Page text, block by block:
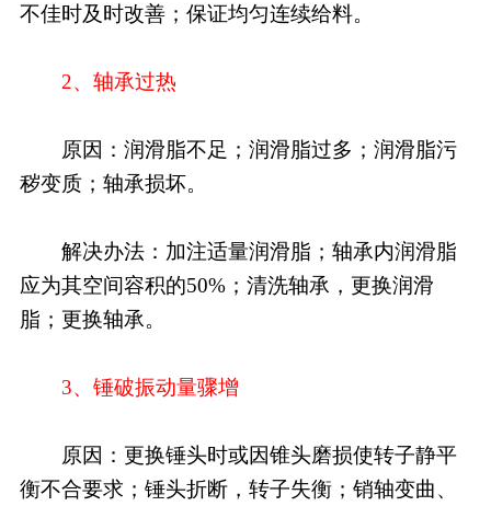
不佳时及时改善；保证均匀连续给料。
2、轴承过热
原因：润滑脂不足；润滑脂过多；润滑脂污
秽变质；轴承损坏。
解决办法：加注适量润滑脂；轴承内润滑脂
应为其空间容积的50%；清洗轴承，更换润滑
脂；更换轴承。
3、锤破振动量骤增
原因：更换锤头时或因锥头磨损使转子静平
衡不合要求；锤头折断，转子失衡；销轴变曲、